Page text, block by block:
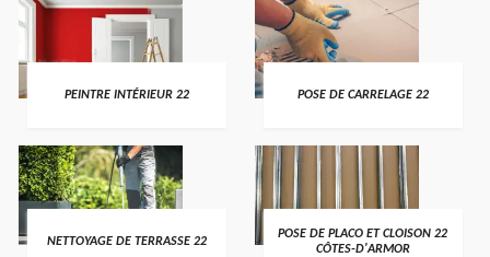
PEINTRE INTÉRIEUR 22 POSE DE CARRELAGE 22
NETTOYAGE DE TERRASSE 22
POSE DE PLACO ET CLOISON 22
CÔTES-D'ARMOR